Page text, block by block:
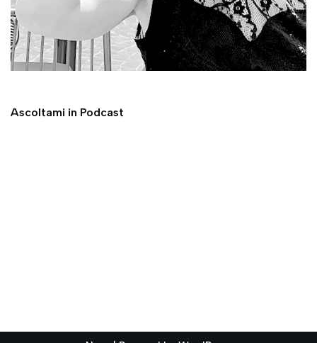
Ascoltami in Podcast